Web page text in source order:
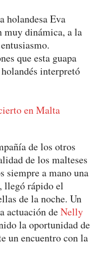
holandesa Eva
muy dinámica, a la
que esta guapa
interpretó
de los otros
de los malteses
siempre a mano una
llegó rápido el
de la noche. Un
actuación deNelly
la oportunidad de
un encuentro con la